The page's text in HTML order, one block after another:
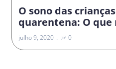
O sono das
quarentena: O que
julho 9, 2020 0